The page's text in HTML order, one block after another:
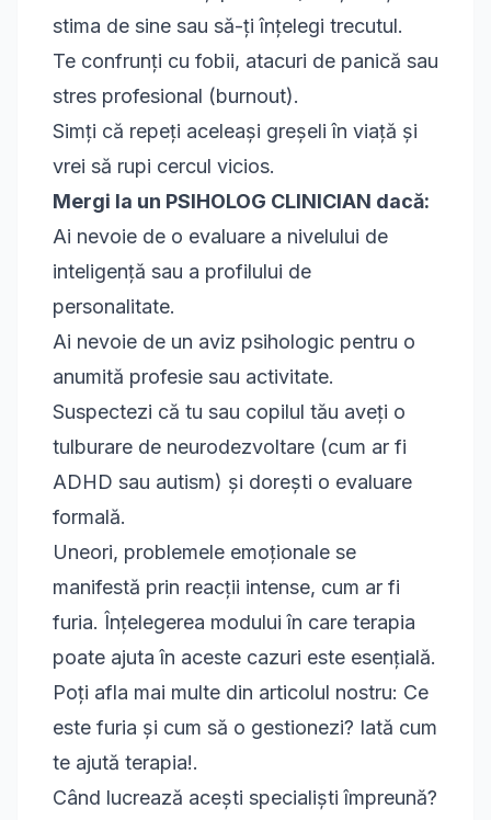
stima de sine sau să-ți înțelegi trecutul.
Te confrunți cu fobii, atacuri de panică sau
stres profesional (burnout).
Simți că repeți aceleași greșeli în viață și
vrei să rupi cercul vicios.
Mergi la un PSIHOLOG CLINICIAN dacă:
Ai nevoie de o evaluare a nivelului de
inteligență sau a profilului de
personalitate.
Ai nevoie de un aviz psihologic pentru o
anumită profesie sau activitate.
Suspectezi că tu sau copilul tău aveți o
tulburare de neurodezvoltare (cum ar fi
ADHD sau autism) și dorești o evaluare
formală.
Uneori, problemele emoționale se
manifestă prin reacții intense, cum ar fi
furia. Înțelegerea modului în care terapia
poate ajuta în aceste cazuri este esențială.
Poți afla mai multe din articolul nostru: Ce
este furia și cum să o gestionezi? Iată cum
te ajută terapia!.
Când lucrează acești specialiști împreună?